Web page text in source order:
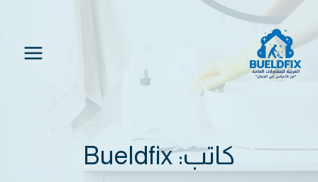
التجاوز
المحتوى
كاتب: Bueldfix